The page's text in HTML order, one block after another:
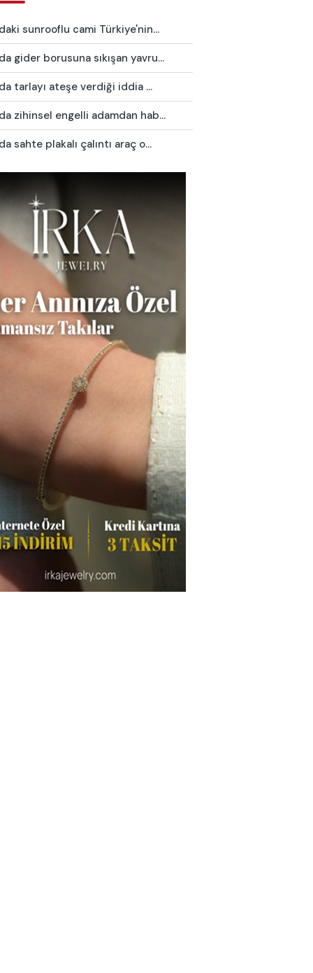
sunrooflu cami Türkiye'nin...
gider borusuna sıkışan yavru...
tarlayı ateşe verdiği iddia ...
zihinsel engelli adamdan hab...
sahte plakalı çalıntı araç o...